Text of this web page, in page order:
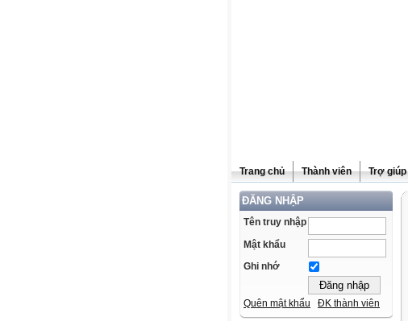
Trang chủ Thành viên Trợ giúp
ĐĂNG NHẬP
Tên truy nhập
Mật khẩu
Ghi nhớ
Quên mật khẩu ĐK thành viên